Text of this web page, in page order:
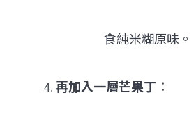
食純米糊原味。
再加入一層芒果丁：